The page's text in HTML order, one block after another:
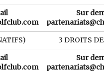
Sur
3 DROITS
Sur